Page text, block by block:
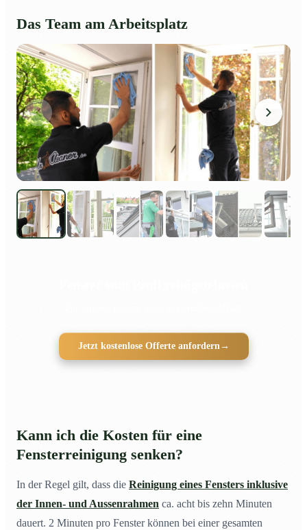
Das Team am Arbeitsplatz
Jetzt kostenlose Offerte anfordern→
Kann ich die Kosten für eine
Fensterreinigung senken?
In der Regel gilt, dass die Reinigung eines Fensters inklusive
der Innen- und Aussenrahmen ca. acht bis zehn Minuten
dauert. 2 Minuten pro Fenster können bei einer gesamten